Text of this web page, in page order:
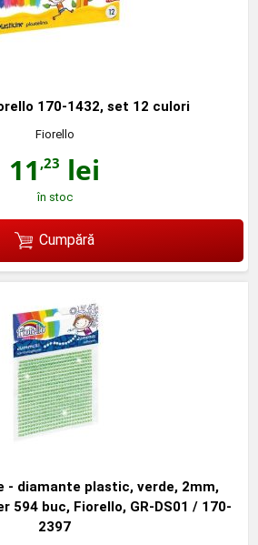
170-1432, set 12 culori
Fiorello
11 ,23 lei
în stoc
Cumpără
- diamante plastic, verde, 2mm,
594 buc, Fiorello, GR-DS01 / 170-
2397